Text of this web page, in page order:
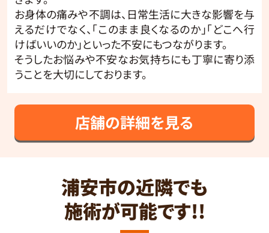
お身体の痛みや不調は、日常生活に大きな影響を与
えるだけでなく、「このまま良くなるのか」「どこへ行
けばいいのか」といった不安にもつながります。
そうしたお悩みや不安なお気持ちにも丁寧に寄り添
うことを大切にしております。
店舗の詳細を見る
浦安市の近隣でも
施術が可能です!!